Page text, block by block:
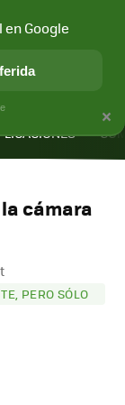
cámara
PERO SÓLO
×
Google